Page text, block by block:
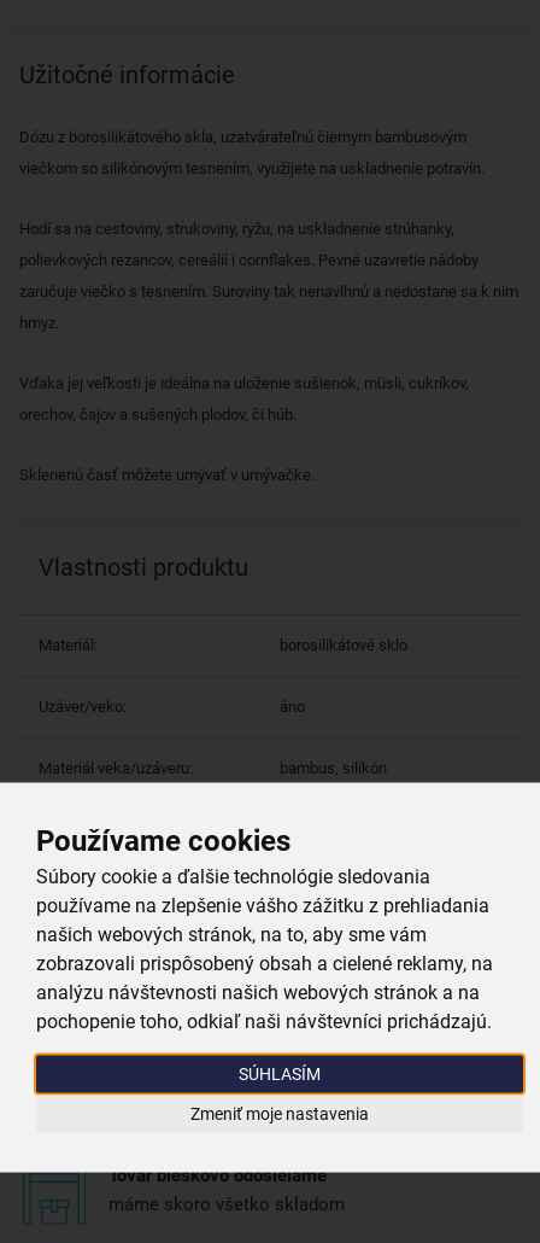
Používame cookies
Súbory cookie a ďalšie technológie sledovania
používame na zlepšenie vášho zážitku z prehliadania
našich webových stránok, na to, aby sme vám
zobrazovali prispôsobený obsah a cielené reklamy, na
analýzu návštevnosti našich webových stránok a na
pochopenie toho, odkiaľ naši návštevníci prichádzajú.
SÚHLASÍM
Zmeniť moje nastavenia
Užitočné informácie
Dózu z borosilikátového skla, uzatvárateľnú čiernym bambusovým
viečkom so silikónovým tesnením, využijete na uskladnenie potravín.
Hodí sa na cestoviny, strukoviny, ryžu, na uskladnenie strúhanky,
polievkových rezancov, cereálií i cornflakes. Pevné uzavretie nádoby
zaručuje viečko s tesnením. Suroviny tak nenavlhnú a nedostane sa k nim
hmyz.
Vďaka jej veľkosti je ideálna na uloženie sušienok, müsli, cukríkov,
orechov, čajov a sušených plodov, či húb.
Sklenenú časť môžete umývať v umývačke.
Vlastnosti produktu
Materiál: borosilikátové sklo
Uzáver/veko: áno
Materiál veka/uzáveru: bambus, silikón
Výška (cm):
Viac parametrov (10)
Prečo si vybrať práve nás
Doprava zadarmo
Pri nákupe nad 39,99 €
Tovar bleskovo odosielame
máme skoro všetko skladom